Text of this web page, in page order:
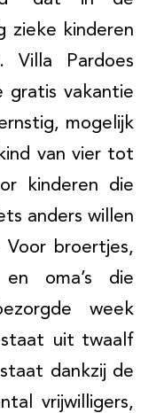
zieke kinderen
Villa Pardoes
gratis vakantie
mogelijk
van vier tot
kinderen die
anders willen
broertjes,
en oma’s die
week
uit twaalf
dankzij de
vrijwilligers,